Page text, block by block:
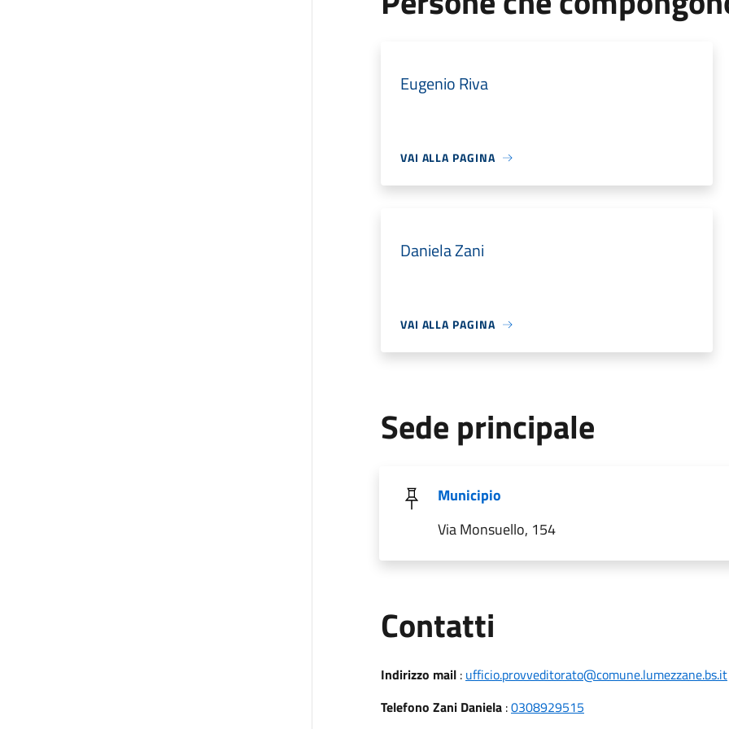
Eugenio Riva
VAI ALLA PAGINA
Daniela Zani
VAI ALLA PAGINA
Sede principale
Municipio
Via Monsuello, 154
Contatti
Indirizzo mail: ufficio.provveditorato@comune.lumezzane.bs.it
Telefono Zani Daniela:0308929515